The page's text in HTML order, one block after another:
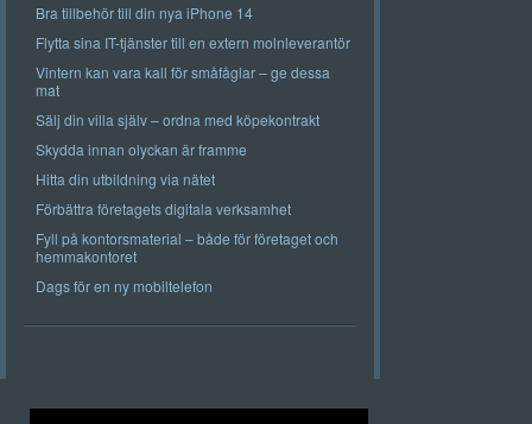
Bra tillbehör till din nya iPhone 14
Flytta sina IT-tjänster till en extern molnleverantör
Vintern kan vara kall för småfåglar – ge dessa
mat
Sälj din villa själv – ordna med köpekontrakt
Skydda innan olyckan är framme
Hitta din utbildning via nätet
Förbättra företagets digitala verksamhet
Fyll på kontorsmaterial – både för företaget och
hemmakontoret
Dags för en ny mobiltelefon